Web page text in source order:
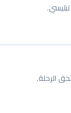
الرحلة.